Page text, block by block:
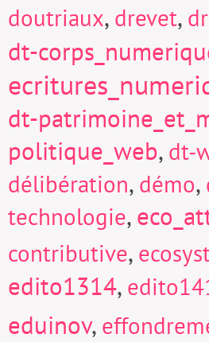
doutriaux, drevet,
dt-
dt-
politique_web, dt-
délibération, démo,
technologie,
contributive,
edito1314,
eduinov,